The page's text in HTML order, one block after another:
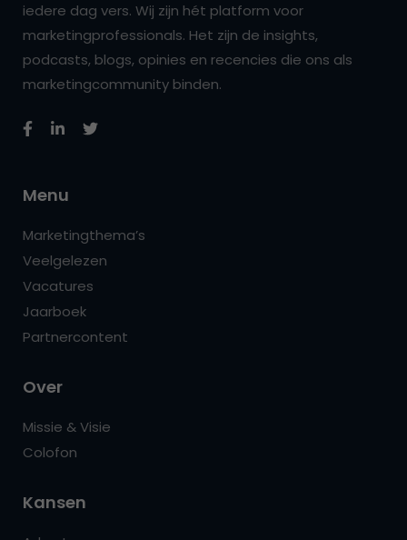
iedere dag vers. Wij zijn hét platform voor
marketingprofessionals. Het zijn de insights,
podcasts, blogs, opinies en recencies die ons als
marketingcommunity binden.
Menu
Marketingthema’s
Veelgelezen
Vacatures
Jaarboek
Partnercontent
Over
Missie & Visie
Colofon
Kansen